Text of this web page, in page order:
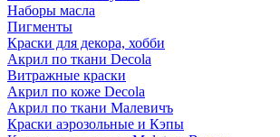
Наборы масла
Пигменты
Краски для декора, хобби
Акрил по ткани Decola
Витражные краски
Акрил по коже Decola
Акрил по ткани Малевичъ
Краски аэрозольные и Кэпы